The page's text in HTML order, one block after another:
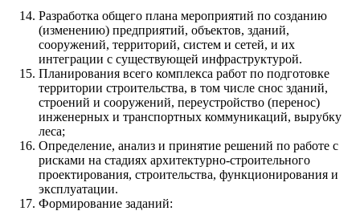
Разработка общего плана мероприятий по созданию
(изменению) предприятий, объектов, зданий,
сооружений, территорий, систем и сетей, и их
интеграции с существующей инфраструктурой.
Планирования всего комплекса работ по подготовке
территории строительства, в том числе снос зданий,
строений и сооружений, переустройство (перенос)
инженерных и транспортных коммуникаций, вырубку
леса;
Определение, анализ и принятие решений по работе с
рисками на стадиях архитектурно-строительного
проектирования, строительства, функционирования и
эксплуатации.
Формирование заданий: